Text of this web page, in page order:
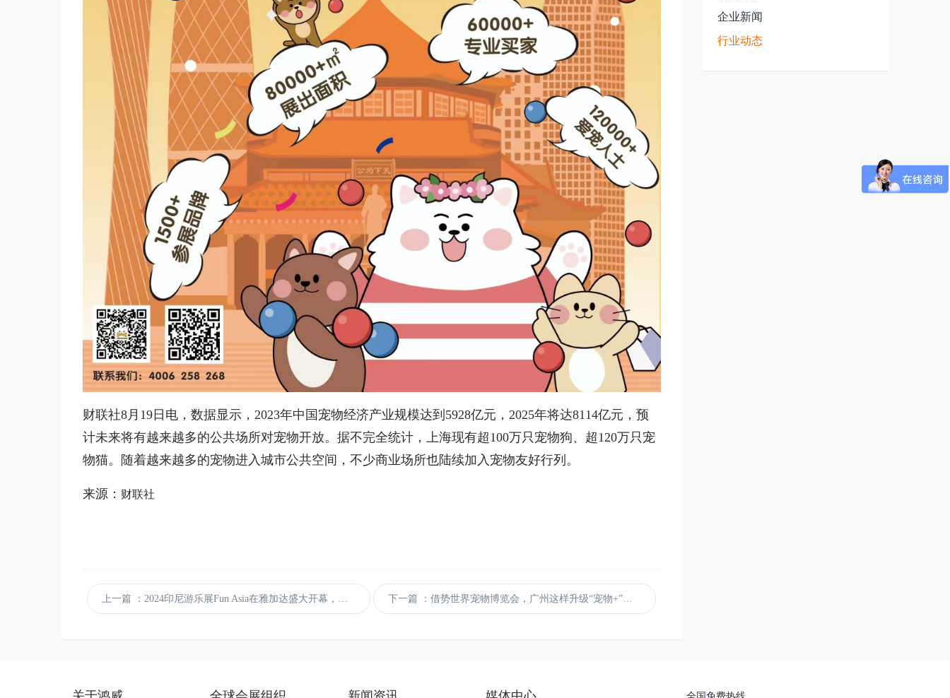
财联社8月19日电，数据显示，2023年中国宠物经济产业规模达到5928亿元，2025年将达8114亿元，预
计未来将有越来越多的公共场所对宠物开放。据不完全统计，上海现有超100万只宠物狗、超120万只宠
物猫。随着越来越多的宠物进入城市公共空间，不少商业场所也陆续加入宠物友好行列。
来源： 财联社
上一篇 ：2024印尼游乐展Fun Asia在雅加达盛大开幕，引领游乐行业新潮流 下一篇 ：借势世界宠物博览会，广州这样升级“宠物+”消费新场景
企业新闻
行业动态